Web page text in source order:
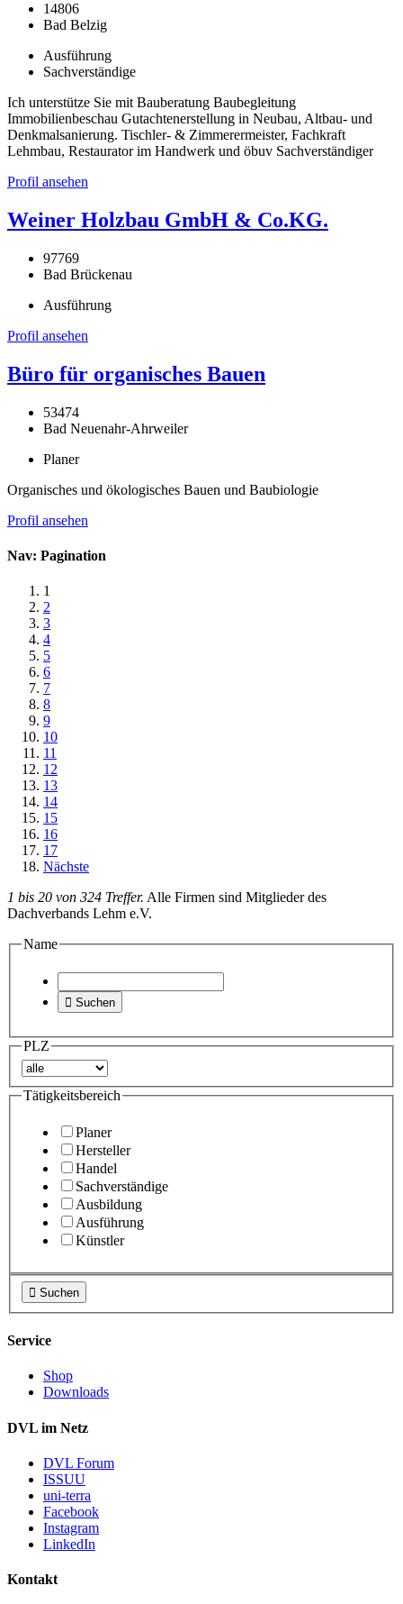
14806
Bad Belzig
Ausführung
Sachverständige
Ich unterstütze Sie mit Bauberatung Baubegleitung
Immobilienbeschau Gutachtenerstellung in Neubau, Altbau- und
Denkmalsanierung. Tischler- & Zimmerermeister, Fachkraft
Lehmbau, Restaurator im Handwerk und öbuv Sachverständiger
Profil ansehen
Weiner Holzbau GmbH & Co.KG.
97769
Bad Brückenau
Ausführung
Profil ansehen
Büro für organisches Bauen
53474
Bad Neuenahr-Ahrweiler
Planer
Organisches und ökologisches Bauen und Baubiologie
Profil ansehen
Nav: Pagination
1
2
3
4
5
6
7
8
9
10
11
12
13
14
15
16
17
Nächste
1 bis 20 von 324 Treffer. Alle Firmen sind Mitglieder des
Dachverbands Lehm e.V.
Name
 Suchen
PLZ
Tätigkeitsbereich
Planer
Hersteller
Handel
Sachverständige
Ausbildung
Ausführung
Künstler
 Suchen
Service
Shop
Downloads
DVL im Netz
DVL Forum
ISSUU
uni-terra
Facebook
Instagram
LinkedIn
Kontakt